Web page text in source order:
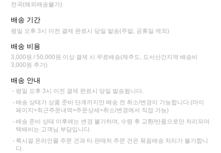
전국(해외배송불가)
배송 기간
평일 오후 3시 이전 결제 완료시 당일 발송(주말, 공휴일 제외)
배송 비용
3,000원 / 50,000원 이상 결제 시 무료배송(제주도, 도서산간지역 배송비
3,000원 추가)
배송 안내
평일 오후 3시 이전 결제 완료시 당일 발송됩니다.
배송 상태가 상품 준비 단계까지만 배송 전 취소/변경이 가능합니다.(마이
페이지>최근주문내역>주문상세>취소/변경에서 직접 가능)
배송 준비 상태 이후에는 변경 불가하며, 수령 후 교환/반품으로만 처리되며
택배비는 고객님 부담입니다.
록시걸 온라인몰 주문 건과 타 판매처 주문 건은 묶음배송 처리가 불가합니
다.